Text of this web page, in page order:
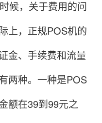
，关于费用的问
上，正规POS机的
金、手续费和流量
两种。一种是POS
额在39到99元之